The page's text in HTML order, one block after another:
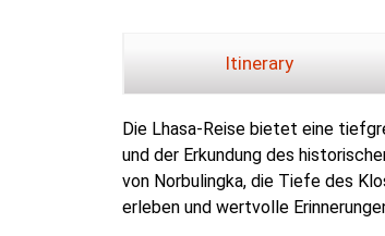
Itinerary
Die Lhasa-Reise bietet eine
und der Erkundung des
von Norbulingka, die Tiefe des
erleben und wertvolle